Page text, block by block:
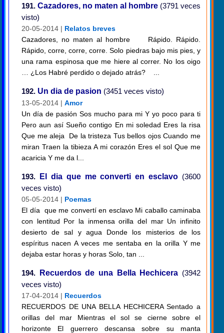
191. Cazadores, no maten al hombre (3791 veces
visto)
20-05-2014 | Relatos breves
Cazadores, no maten al hombre Rápido. Rápido.
Rápido, corre, corre, corre. Solo piedras bajo mis pies, y
una rama espinosa que me hiere al correr. No los oigo
… ¿Los Habré perdido o dejado atrás? ...
192. Un dia de pasion (3451 veces visto)
13-05-2014 | Amor
Un día de pasión Sos mucho para mi Y yo poco para ti
Pero aun así Sueño contigo En mi soledad Eres la risa
Que me aleja De la tristeza Tus bellos ojos Cuando me
miran Traen la tibieza A mi corazón Eres el sol Que me
acaricia Y me da l...
193. El dia que me converti en esclavo (3600
veces visto)
05-05-2014 | Poemas
El día que me convertí en esclavo Mi caballo caminaba
con lentitud Por la inmensa orilla del mar Un infinito
desierto de sal y agua Donde los misterios de los
espíritus nacen A veces me sentaba en la orilla Y me
dejaba estar horas y horas Solo, tan ...
194. Recuerdos de una Bella Hechicera (3942
veces visto)
17-04-2014 | Recuerdos
RECUERDOS DE UNA BELLA HECHICERA Sentado a
orillas del mar Mientras el sol se cierne sobre el
horizonte El guerrero descansa sobre su manta